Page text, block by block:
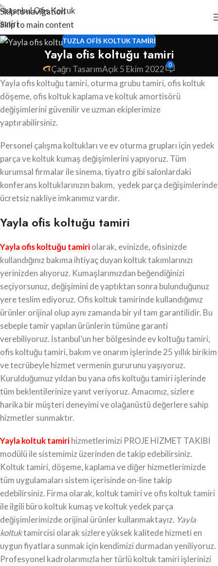
Skip to navigation
Skip to main content
TUZLA OFIS KOLTUK TAMIRI
Yayla ofis koltuğu tamiri
Çağrı TasarımAçık 5 Ekim 2022 0
Yayla ofis koltuğu tamiri, oturma grubu tamiri, ofis koltuk
döşeme, ofis koltuk kaplama ve koltuk amortisörü
değişimlerini güvenilir ve uzman ekiplerimize
yaptırabilirsiniz.
Personel çalışma koltukları ve ev oturma grupları için yedek
parça ve koltuk kumaş değişimlerini yapıyoruz. Tüm
kurumsal firmalar ile sinema, tiyatro gibi salonlardaki
konferans koltuklarınızın bakım, yedek parça değişimlerinde
ücretsiz nakliye imkanımız vardır.
Yayla ofis koltuğu tamiri
Yayla ofis koltuğu tamiriolarak, evinizde, ofisinizde
kullandığınız bakıma ihtiyaç duyan koltuk takımlarınızı
yerinizden alıyoruz. Kumaşlarımızdan beğendiğinizi
seçiyorsunuz, değişimini de yaptıktan sonra bulunduğunuz
yere teslim ediyoruz. Ofis koltuk tamirinde kullandığımız
ürünler orijinal olup aynı zamanda bir yıl tam garantilidir. Bu
sebeple tamir yapılan ürünlerin tümüne garanti
verebiliyoruz. İstanbul’un her bölgesinde ev koltuğu tamiri,
ofis koltuğu tamiri, bakım ve onarım işlerinde 25 yıllık birikim
ve tecrübeyle hizmet vermenin gururunu yaşıyoruz.
Kurulduğumuz yıldan bu yana ofis koltuğu tamiri işlerinde
tüm beklentilerinize yanıt veriyoruz. Amacımız, sizlere
harika bir müşteri deneyimi ve olağanüstü değerlere sahip
hizmetler sunmaktır.
Yayla koltuk tamirihizmetlerimizi PROJE HİZMET TAKİBİ
modülü ile sistemimiz üzerinden de takip edebilirsiniz.
Koltuk tamiri, döşeme, kaplama ve diğer hizmetlerimizde
tüm uygulamaları sistem içerisinde on-line takip
edebilirsiniz. Firma olarak, koltuk tamiri ve ofis koltuk tamiri
ile ilgili büro koltuk kumaş ve koltuk yedek parça
değişimlerimizde orijinal ürünler kullanmaktayız. Yayla
koltuktamircisi olarak sizlere yüksek kalitede hizmeti en
uygun fiyatlara sunmak için kendimizi durmadan yeniliyoruz.
Profesyonel kadrolarımızla her türlü koltuk tamiri işlerinizi